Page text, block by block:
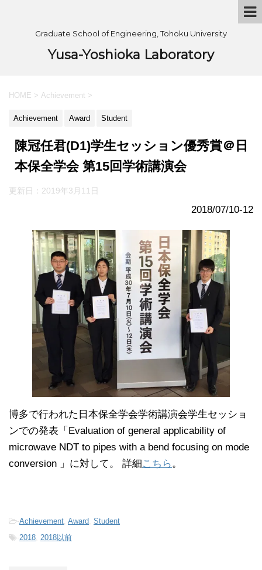
Graduate School of Engineering, Tohoku University
Yusa-Yoshioka Laboratory
HOME > Achievement >
Achievement Award Student
陳冠任君(D1)学生セッション優秀賞＠日
本保全学会 第15回学術講演会
更新日： 2019年3月11日
2018/07/10-12
博多で行われた日本保全学会学術講演会学生セッショ
ンでの発表「Evaluation of general applicability of
microwave NDT to pipes with a bend focusing on mode
conversion 」に対して。 詳細 こちら。
-Achievement, Award, Student
-2018, 2018以前